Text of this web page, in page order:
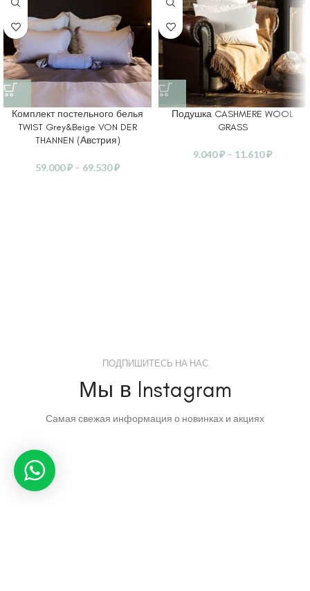
Комплект постельного белья
TWIST Grey&Beige VON DER
THANNEN (Австрия)
59.000₽ – 69.530₽
Подушка CASHMERE WOOL
GRASS
9.040₽ – 11.610₽
ПОДПИШИТЕСЬ НА НАС
Мы в Instagram
Самая свежая информация о новинках и акциях